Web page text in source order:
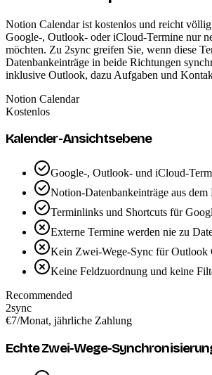
Notion Calendar ist kostenlos und reicht
Google-, Outlook- oder iCloud-Termine nur
möchten. Zu 2sync greifen Sie, wenn diese
Datenbankeinträge in beide Richtungen
inklusive Outlook, dazu Aufgaben und
Notion Calendar
Kostenlos
Kalender-Ansichtsebene
Google-, Outlook- und iCloud-
Notion-Datenbankeinträge aus dem
Terminlinks und Shortcuts für
Externe Termine werden nie zu
Kein Zwei-Wege-Sync für Outlook
Keine Feldzuordnung und keine
Recommended
2sync
€7/Monat, jährliche Zahlung
Echte Zwei-Wege-